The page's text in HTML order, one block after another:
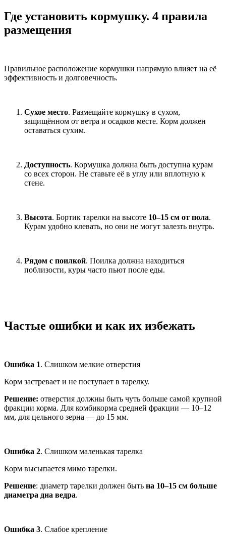
Где установить кормушку. 4 правила
размещения
Правильное расположение кормушки напрямую влияет на её
эффективность и долговечность.
Сухое место. Размещайте кормушку в сухом,
защищённом от ветра и осадков месте. Корм должен
оставаться сухим.
Доступность. Кормушка должна быть доступна курам
со всех сторон. Не ставьте её в углу или вплотную к
стене.
Высота. Бортик тарелки на высоте 10–15 см от пола.
Курам удобно клевать, но они не могут залезть внутрь.
Рядом с поилкой. Поилка должна находиться
поблизости, куры часто пьют после еды.
Частые ошибки и как их избежать
Ошибка 1. Слишком мелкие отверстия
Корм застревает и не поступает в тарелку.
Решение: отверстия должны быть чуть больше самой крупной
фракции корма. Для комбикорма средней фракции — 10–12
мм, для цельного зерна — до 15 мм.
Ошибка 2. Слишком маленькая тарелка
Корм высыпается мимо тарелки.
Решение: диаметр тарелки должен быть на 10–15 см больше
диаметра дна ведра.
Ошибка 3. Слабое крепление